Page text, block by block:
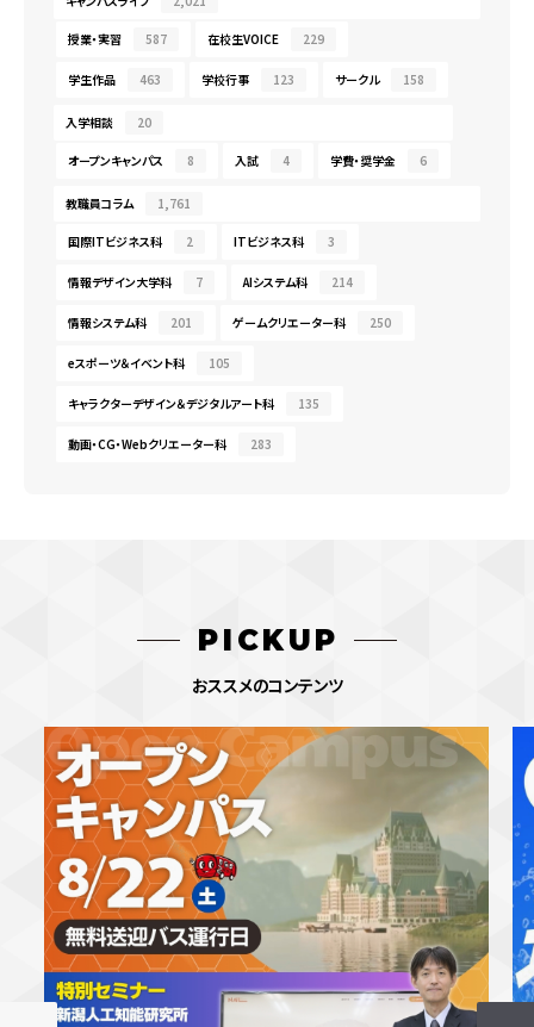
授業・実習 587 在校生VOICE 229
学生作品 463 学校行事 123 サークル 158
入学相談 20
オープンキャンパス 8 入試 4 学費・奨学金 6
教職員コラム 1,761
国際ITビジネス科 2 ITビジネス科 3
情報デザイン大学科 7 AIシステム科 214
情報システム科 201 ゲームクリエーター科 250
eスポーツ＆イベント科 105
キャラクターデザイン＆デジタルアート科 135
動画・CG・Webクリエーター科 283
PICKUP
おススメのコンテンツ